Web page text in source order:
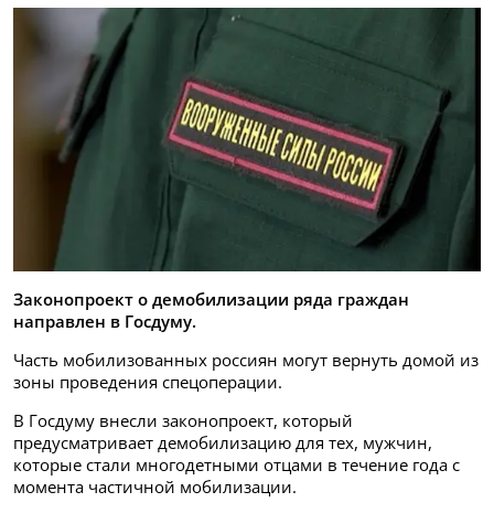
Законопроект о демобилизации ряда граждан
направлен в Госдуму.
Часть мобилизованных россиян могут вернуть домой из
зоны проведения спецоперации.
В Госдуму внесли законопроект, который
предусматривает демобилизацию для тех, мужчин,
которые стали многодетными отцами в течение года с
момента частичной мобилизации.